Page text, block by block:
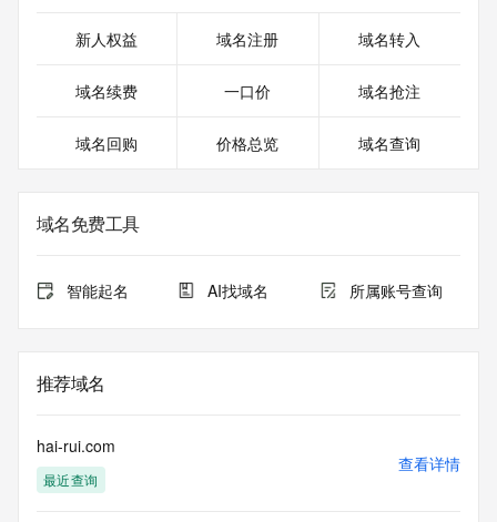
新人权益 域名注册 域名转入
域名续费 一口价 域名抢注
域名回购 价格总览 域名查询
域名免费工具
智能起名 AI找域名 所属账号查询
推荐域名
hai-rui.com
最近查询
查看详情